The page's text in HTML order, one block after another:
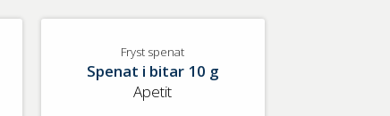
Fryst spenat
Spenat i bitar 10 g
Apetit